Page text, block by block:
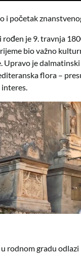
i početak
je 9. travnja
bio važno
Upravo je
flora –
rodnom gradu odlazi